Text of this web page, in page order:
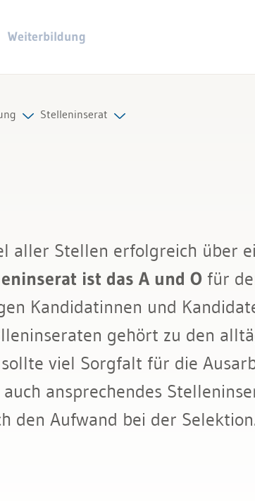
Weiterbildung
Stelleninserat
aller Stellen erfolgreich über
ist das A und Ofür
Kandidatinnen und
gehört zu den
viel Sorgfalt für die
ansprechendes
den Aufwand bei der